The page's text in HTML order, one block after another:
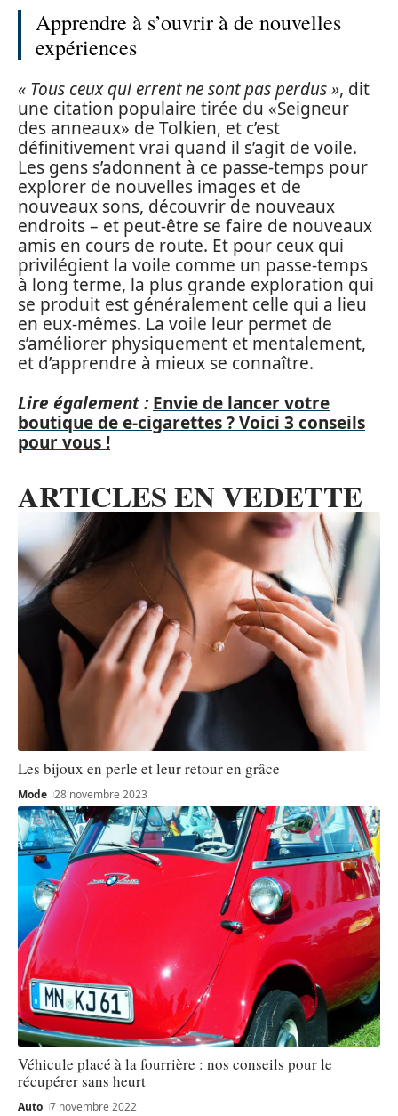
Apprendre à s’ouvrir à de nouvelles
expériences
« Tous ceux qui errent ne sont pas perdus », dit
une citation populaire tirée du «Seigneur
des anneaux» de Tolkien, et c’est
définitivement vrai quand il s’agit de voile.
Les gens s’adonnent à ce passe-temps pour
explorer de nouvelles images et de
nouveaux sons, découvrir de nouveaux
endroits – et peut-être se faire de nouveaux
amis en cours de route. Et pour ceux qui
privilégient la voile comme un passe-temps
à long terme, la plus grande exploration qui
se produit est généralement celle qui a lieu
en eux-mêmes. La voile leur permet de
s’améliorer physiquement et mentalement,
et d’apprendre à mieux se connaître.
Lire également : Envie de lancer votre
boutique de e-cigarettes ? Voici 3 conseils
pour vous !
ARTICLES EN VEDETTE
Les bijoux en perle et leur retour en grâce
Mode 28 novembre 2023
Véhicule placé à la fourrière : nos conseils pour le
récupérer sans heurt
Auto 7 novembre 2022